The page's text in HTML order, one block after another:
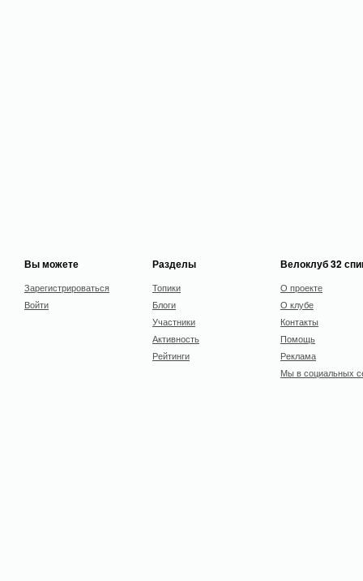
Вы можете
Зарегистрироваться
Войти
Разделы
Топики
Блоги
Участники
Активность
Рейтинги
Велоклуб 32
О проекте
О клубе
Контакты
Помощь
Реклама
Мы в социальных